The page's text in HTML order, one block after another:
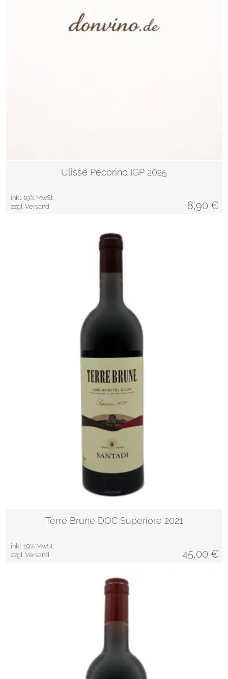
Ulisse Pecorino IGP 2025
inkl. 19% MwSt.
zzgl. Versand
8,90 €
Terre Brune DOC Superiore 2021
inkl. 19% MwSt.
zzgl. Versand
45,00 €